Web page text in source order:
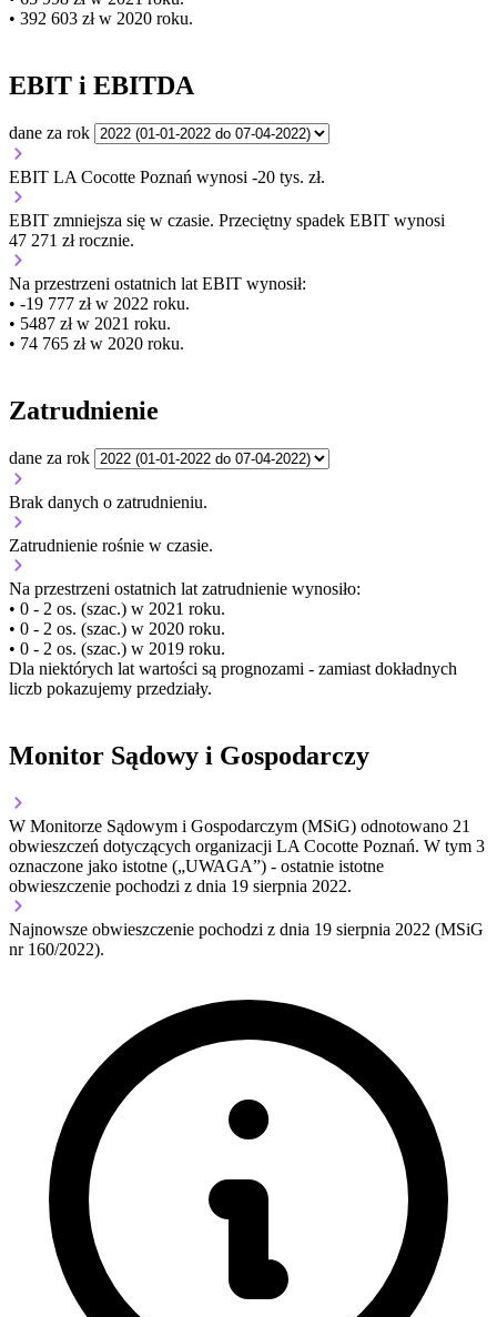
• 392 603 zł w 2020 roku.
EBIT i EBITDA
dane za rok
EBIT LA Cocotte Poznań wynosi -20 tys. zł.
EBIT zmniejsza się w czasie. Przeciętny spadek EBIT wynosi
47 271 zł rocznie.
Na przestrzeni ostatnich lat EBIT wynosił:
• -19 777 zł w 2022 roku.
• 5487 zł w 2021 roku.
• 74 765 zł w 2020 roku.
Zatrudnienie
dane za rok
Brak danych o zatrudnieniu.
Zatrudnienie rośnie w czasie.
Na przestrzeni ostatnich lat zatrudnienie wynosiło:
• 0 - 2 os. (szac.) w 2021 roku.
• 0 - 2 os. (szac.) w 2020 roku.
• 0 - 2 os. (szac.) w 2019 roku.
Dla niektórych lat wartości są prognozami - zamiast dokładnych
liczb pokazujemy przedziały.
Monitor Sądowy i Gospodarczy
W Monitorze Sądowym i Gospodarczym (MSiG) odnotowano 21
obwieszczeń dotyczących organizacji LA Cocotte Poznań. W tym 3
oznaczone jako istotne („UWAGA”) - ostatnie istotne
obwieszczenie pochodzi z dnia 19 sierpnia 2022.
Najnowsze obwieszczenie pochodzi z dnia 19 sierpnia 2022 (MSiG
nr 160/2022).